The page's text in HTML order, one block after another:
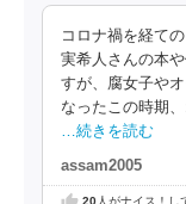
コロナ禍を経て
実希人さんの本
すが、腐女子や
なったこの時期
…続きを読む
assam2005
20人がナイス！し